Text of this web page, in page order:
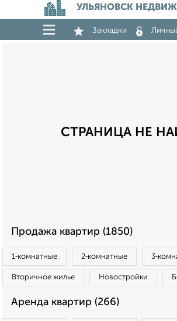
УЛЬЯНОВСК
Закладки
СТРАНИЦА НЕ
Продажа квартир (1850)
1‑комнатные 2‑комнатные
Вторичное жилье Новостройки
Аренда квартир (266)